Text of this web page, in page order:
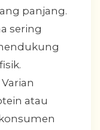
panjang.
sering
Varian
atau